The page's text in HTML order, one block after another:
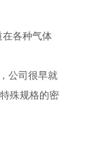
各种气体
公司很早就
殊规格的密